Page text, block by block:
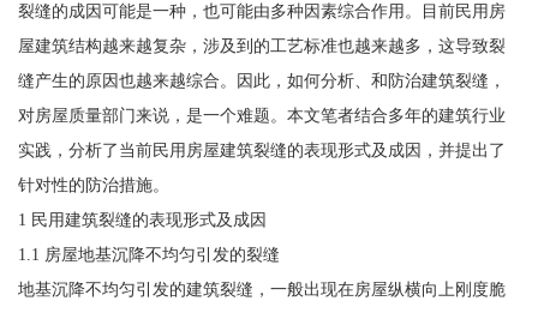
裂缝的成因可能是一种，也可能由多种因素综合作用。目前民用房
屋建筑结构越来越复杂，涉及到的工艺标准也越来越多，这导致裂
缝产生的原因也越来越综合。因此，如何分析、和防治建筑裂缝，
对房屋质量部门来说，是一个难题。本文笔者结合多年的建筑行业
实践，分析了当前民用房屋建筑裂缝的表现形式及成因，并提出了
针对性的防治措施。
1 民用建筑裂缝的表现形式及成因
1.1 房屋地基沉降不均匀引发的裂缝
地基沉降不均匀引发的建筑裂缝，一般出现在房屋纵横向上刚度脆